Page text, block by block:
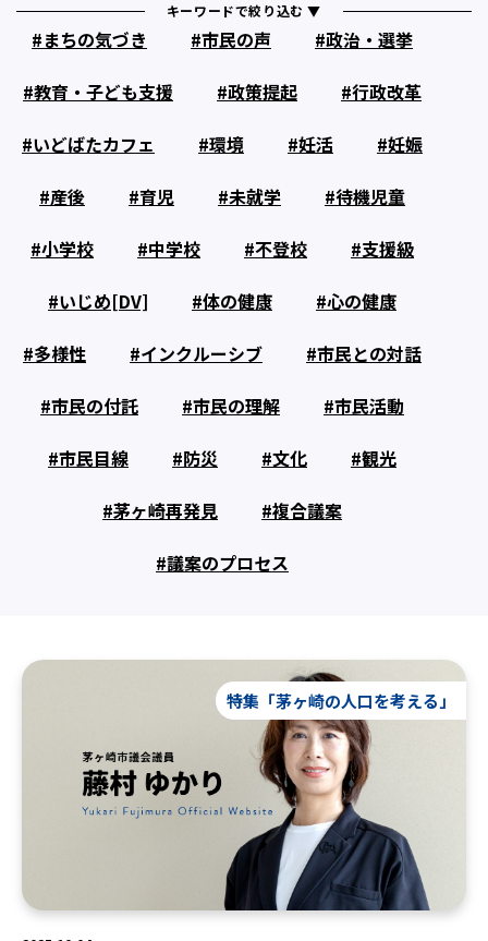
キーワードで絞り込む ▼
まちの気づき 市民の声
政治・選挙
教育・子ども支援
政策提起
行政改革
いどばたカフェ
環境 妊活
妊娠
産後
育児 未就学
待機児童
小学校
中学校 不登校
支援級
いじめ[DV]
体の健康
心の健康
多様性
インクルーシブ
市民との対話
市民の付託
市民の理解
市民活動
市民目線
防災 文化
観光
茅ヶ崎再発見
複合議案
議案のプロセス
特集「茅ヶ崎の人口を考える」